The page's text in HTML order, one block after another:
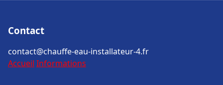
Contact
contact@chauffe-eau-installateur-4.fr
Accueil Informations